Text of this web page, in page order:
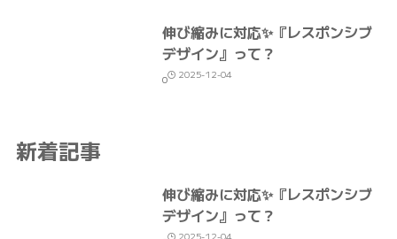
伸び縮みに対応✨『レスポンシブ
デザイン』って？
0 2025-12-04
新着記事
伸び縮みに対応✨『レスポンシブ
デザイン』って？
2025-12-04